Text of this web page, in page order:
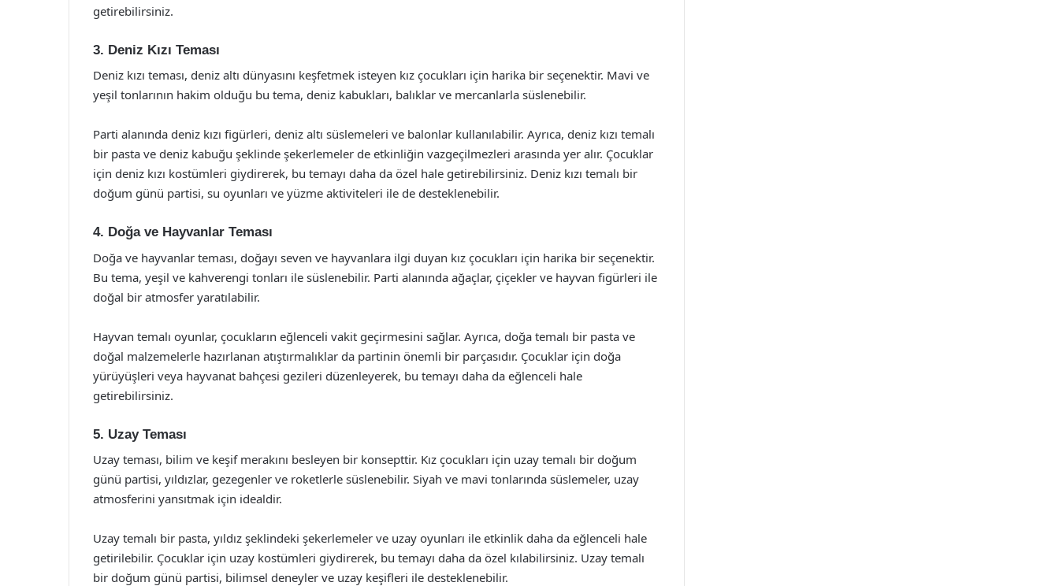
getirebilirsiniz.
3. Deniz Kızı Teması
Deniz kızı teması, deniz altı dünyasını keşfetmek isteyen kız çocukları için harika bir seçenektir. Mavi ve
yeşil tonlarının hakim olduğu bu tema, deniz kabukları, balıklar ve mercanlarla süslenebilir.
Parti alanında deniz kızı figürleri, deniz altı süslemeleri ve balonlar kullanılabilir. Ayrıca, deniz kızı temalı
bir pasta ve deniz kabuğu şeklinde şekerlemeler de etkinliğin vazgeçilmezleri arasında yer alır. Çocuklar
için deniz kızı kostümleri giydirerek, bu temayı daha da özel hale getirebilirsiniz. Deniz kızı temalı bir
doğum günü partisi, su oyunları ve yüzme aktiviteleri ile de desteklenebilir.
4. Doğa ve Hayvanlar Teması
Doğa ve hayvanlar teması, doğayı seven ve hayvanlara ilgi duyan kız çocukları için harika bir seçenektir.
Bu tema, yeşil ve kahverengi tonları ile süslenebilir. Parti alanında ağaçlar, çiçekler ve hayvan figürleri ile
doğal bir atmosfer yaratılabilir.
Hayvan temalı oyunlar, çocukların eğlenceli vakit geçirmesini sağlar. Ayrıca, doğa temalı bir pasta ve
doğal malzemelerle hazırlanan atıştırmalıklar da partinin önemli bir parçasıdır. Çocuklar için doğa
yürüyüşleri veya hayvanat bahçesi gezileri düzenleyerek, bu temayı daha da eğlenceli hale
getirebilirsiniz.
5. Uzay Teması
Uzay teması, bilim ve keşif merakını besleyen bir konsepttir. Kız çocukları için uzay temalı bir doğum
günü partisi, yıldızlar, gezegenler ve roketlerle süslenebilir. Siyah ve mavi tonlarında süslemeler, uzay
atmosferini yansıtmak için idealdir.
Uzay temalı bir pasta, yıldız şeklindeki şekerlemeler ve uzay oyunları ile etkinlik daha da eğlenceli hale
getirilebilir. Çocuklar için uzay kostümleri giydirerek, bu temayı daha da özel kılabilirsiniz. Uzay temalı
bir doğum günü partisi, bilimsel deneyler ve uzay keşifleri ile desteklenebilir.